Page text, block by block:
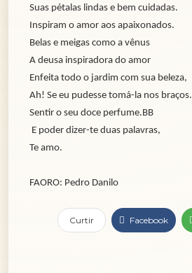
Suas pétalas lindas e bem cuidadas.
Inspiram o amor aos apaixonados.
Belas e meigas como a vênus
A deusa inspiradora do amor
Enfeita todo o jardim com sua beleza,
Ah! Se eu pudesse tomá-la nos braços.
Sentir o seu doce perfume.BB
E poder dizer-te duas palavras,
Te amo.
FAORO: Pedro Danilo
Curtir Facebook